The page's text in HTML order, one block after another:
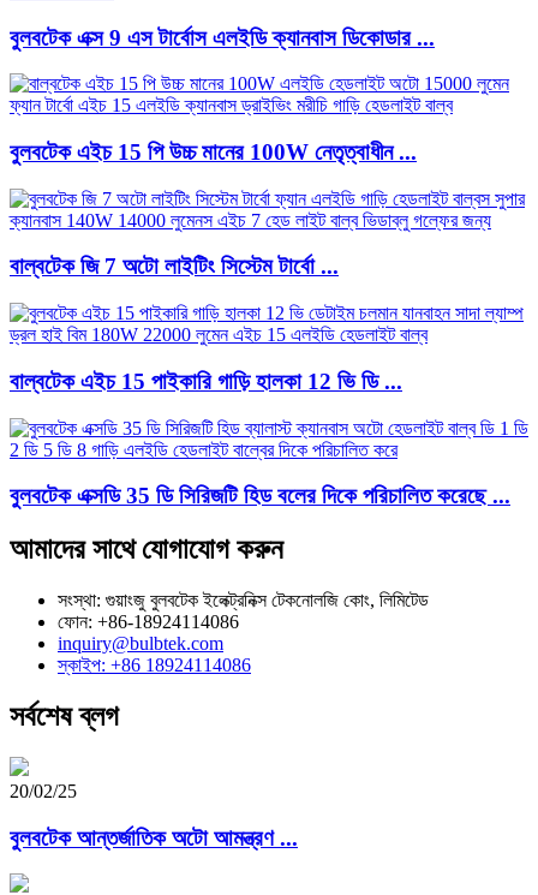
বুলবটেক এক্স 9 এস টার্বোস এলইডি ক্যানবাস ডিকোডার ...
বুলবটেক এইচ 15 পি উচ্চ মানের 100W নেতৃত্বাধীন ...
বাল্বটেক জি 7 অটো লাইটিং সিস্টেম টার্বো ...
বাল্বটেক এইচ 15 পাইকারি গাড়ি হালকা 12 ভি ডি ...
বুলবটেক এক্সডি 35 ডি সিরিজটি হিড বলের দিকে পরিচালিত করেছে ...
আমাদের সাথে যোগাযোগ করুন
সংস্থা: গুয়াংজু বুলবটেক ইলেক্ট্রনিক্স টেকনোলজি কোং, লিমিটেড
ফোন: +86-18924114086
inquiry@bulbtek.com
স্কাইপ: +86 18924114086
সর্বশেষ ব্লগ
20/02/25
বুলবটেক আন্তর্জাতিক অটো আমন্ত্রণ ...